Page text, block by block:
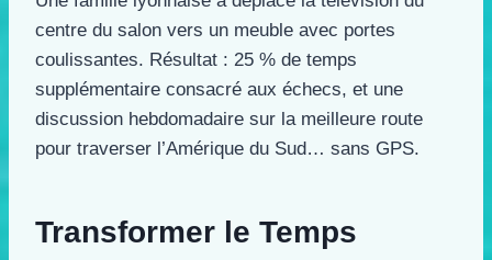
centre du salon vers un meuble avec portes
coulissantes. Résultat : 25 % de temps
supplémentaire consacré aux échecs, et une
discussion hebdomadaire sur la meilleure route
pour traverser l’Amérique du Sud… sans GPS.
Transformer le Temps